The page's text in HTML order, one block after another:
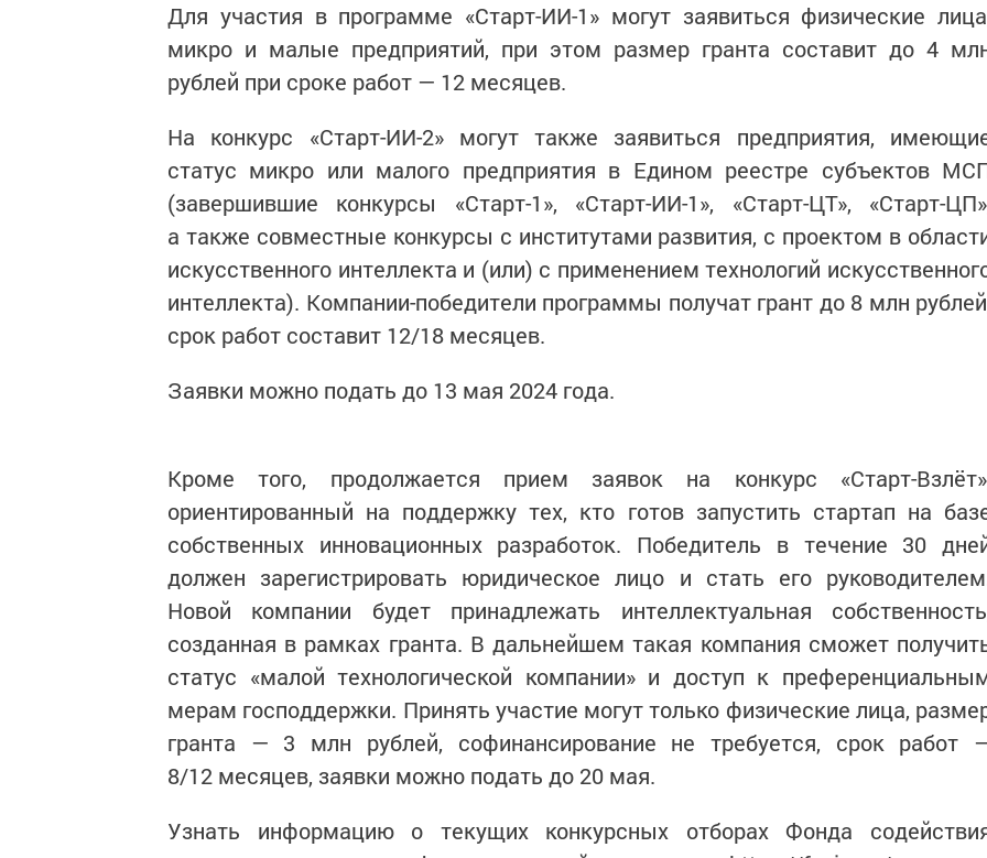
Для участия в программе «Старт-ИИ-1» могут заявиться физические
микро и малые предприятий, при этом размер гранта составит до 4
рублей при сроке работ — 12 месяцев.
На конкурс «Старт-ИИ-2» могут также заявиться предприятия,
статус микро или малого предприятия в Едином реестре субъектов
(завершившие конкурсы «Старт-1», «Старт-ИИ-1», «Старт-ЦТ», «Старт-
а также совместные конкурсы с институтами развития, с проектом в
искусственного интеллекта и (или) с применением технологий
интеллекта). Компании-победители программы получат грант до 8 млн
срок работ составит 12/18 месяцев.
Заявки можно подать до 13 мая 2024 года.
Кроме того, продолжается прием заявок на конкурс «Старт-
ориентированный на поддержку тех, кто готов запустить стартап на
собственных инновационных разработок. Победитель в течение 30
должен зарегистрировать юридическое лицо и стать его
Новой компании будет принадлежать интеллектуальная
созданная в рамках гранта. В дальнейшем такая компания сможет
статус «малой технологической компании» и доступ к
мерам господдержки. Принять участие могут только физические лица,
гранта — 3 млн рублей, софинансирование не требуется, срок работ
8/12 месяцев, заявки можно подать до 20 мая.
Узнать информацию о текущих конкурсных отборах Фонда